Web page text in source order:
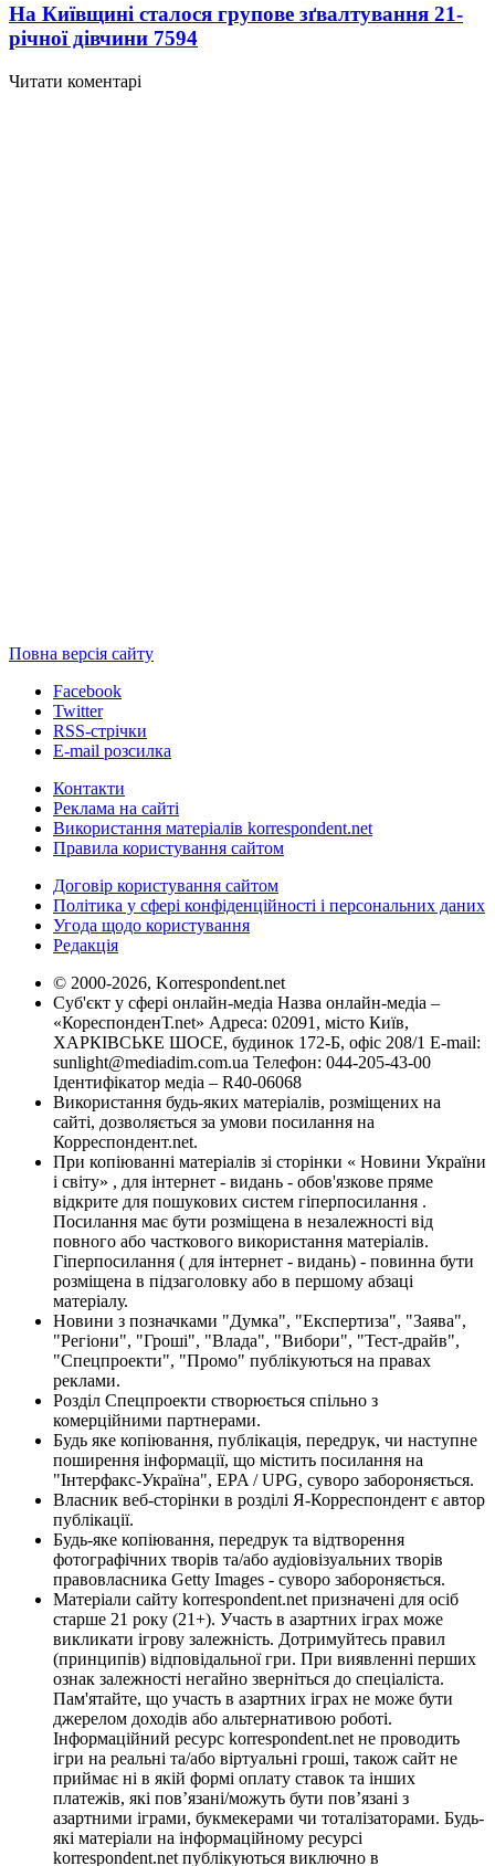
На Київщині сталося групове зґвалтування 21-
річної дівчини 7594
Читати коментарі
Повна версія сайту
Facebook
Twitter
RSS-стрічки
E-mail розсилка
Контакти
Реклама на сайті
Використання матеріалів korrespondent.net
Правила користування сайтом
Договір користування сайтом
Політика у сфері конфіденційності і персональних даних
Угода щодо користування
Редакція
© 2000-2026, Korrespondent.net
Суб'єкт у сфері онлайн-медіа Назва онлайн-медіа –
«КореспонденТ.net» Адреса: 02091, місто Київ,
ХАРКІВСЬКЕ ШОСЕ, будинок 172-Б, офіс 208/1 E-mail:
sunlight@mediadim.com.ua Телефон: 044-205-43-00
Ідентифікатор медіа – R40-06068
Використання будь-яких матеріалів, розміщених на
сайті, дозволяється за умови посилання на
Корреспондент.net.
При копіюванні матеріалів зі сторінки « Новини України
і світу» , для інтернет - видань - обов'язкове пряме
відкрите для пошукових систем гіперпосилання .
Посилання має бути розміщена в незалежності від
повного або часткового використання матеріалів.
Гіперпосилання ( для інтернет - видань) - повинна бути
розміщена в підзаголовку або в першому абзаці
матеріалу.
Новини з позначками "Думка", "Експертиза", "Заява",
"Регіони", "Гроші", "Влада", "Вибори", "Тест-драйв",
"Спецпроекти", "Промо" публікуються на правах
реклами.
Розділ Спецпроекти створюється спільно з
комерційними партнерами.
Будь яке копіювання, публікація, передрук, чи наступне
поширення інформації, що містить посилання на
"Інтерфакс-Україна", EPA / UPG, суворо забороняється.
Власник веб-сторінки в розділі Я-Корреспондент є автор
публікації.
Будь-яке копіювання, передрук та відтворення
фотографічних творів та/або аудіовізуальних творів
правовласника Getty Images - суворо забороняється.
Матеріали сайту korrespondent.net призначені для осіб
старше 21 року (21+). Участь в азартних іграх може
викликати ігрову залежність. Дотримуйтесь правил
(принципів) відповідальної гри. При виявленні перших
ознак залежності негайно зверніться до спеціаліста.
Пам'ятайте, що участь в азартних іграх не може бути
джерелом доходів або альтернативою роботі.
Інформаційний ресурс korrespondent.net не проводить
ігри на реальні та/або віртуальні гроші, також сайт не
приймає ні в якій формі оплату ставок та інших
платежів, які пов’язані/можуть бути пов’язані з
азартними іграми, букмекерами чи тоталізаторами. Будь-
які матеріали на інформаційному ресурсі
korrespondent.net публікуються виключно в